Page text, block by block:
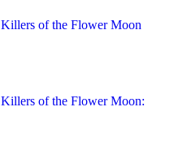
Killers of the Flower Moon
Killers of the Flower Moon: